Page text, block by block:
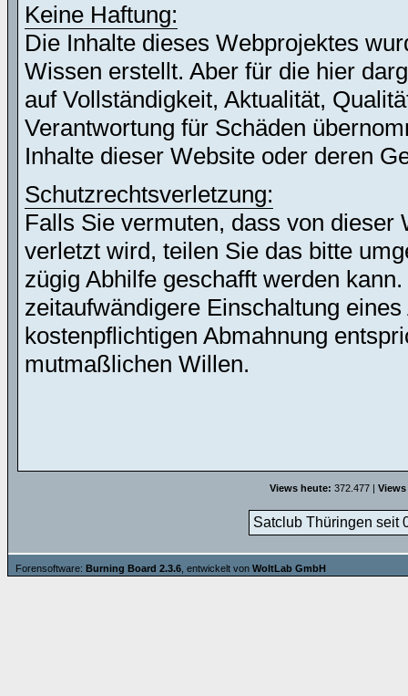
Keine Haftung:
Die Inhalte dieses Webprojektes
Wissen erstellt. Aber für die hier
auf Vollständigkeit, Aktualität,
Verantwortung für Schäden
Inhalte dieser Website oder deren
Schutzrechtsverletzung:
Falls Sie vermuten, dass von
verletzt wird, teilen Sie das bitte
zügig Abhilfe geschafft werden
zeitaufwändigere Einschaltung
kostenpflichtigen Abmahnung
mutmaßlichen Willen.
Views heute: 372.477 |
Satclub Thüringen seit
Forensoftware: Burning Board 2.3.6 , entwickelt von WoltLab GmbH